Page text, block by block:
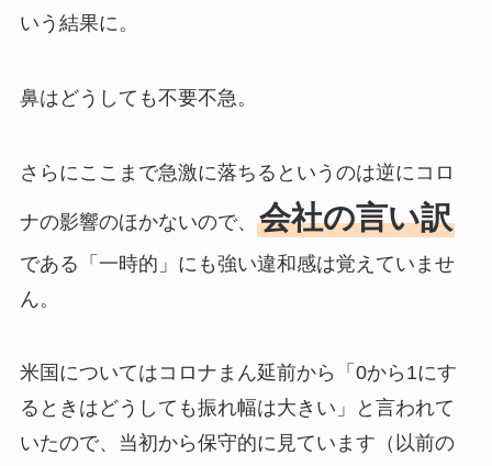
いう結果に。
鼻はどうしても不要不急。
さらにここまで急激に落ちるというのは逆にコロ
ナの影響のほかないので、 会社の言い訳
である「一時的」にも強い違和感は覚えていませ
ん。
米国についてはコロナまん延前から「0から1にす
るときはどうしても振れ幅は大きい」と言われて
いたので、当初から保守的に見ています（以前の